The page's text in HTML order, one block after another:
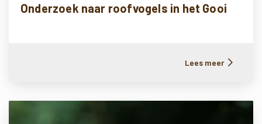
Onderzoek naar roofvogels in het Gooi
Lees meer